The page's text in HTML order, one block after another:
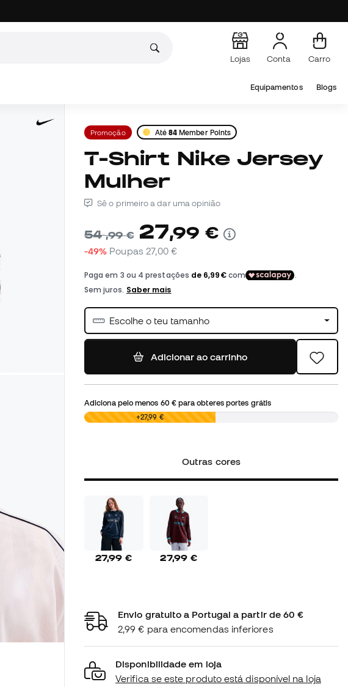
Lojas Conta Carro
Equipamentos Blogs
Promoção Até 84 Member Points
T-Shirt Nike Jersey
Mulher
Sê o primeiro a dar uma opinião
54,99 € 27,99 €
-49% Poupas 27,00 €
Escolhe o teu tamanho
Adicionar ao carrinho
Adiciona pelo menos 60 €para obteres portes grátis
0,00 € +27,99 €
Outras cores
27,99 € 27,99 €
Envio gratuito a Portugal a partir de 60 €
2,99 € para encomendas inferiores
Disponibilidade em loja
Verifica se este produto está disponível na loja